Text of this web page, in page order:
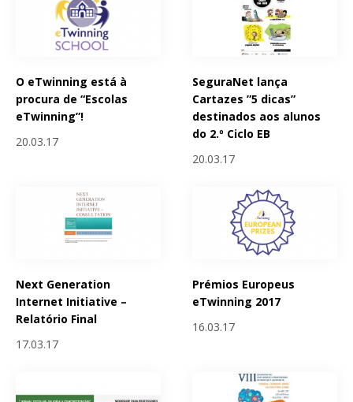
O eTwinning está à
procura de “Escolas
eTwinning”!
20.03.17
SeguraNet lança
Cartazes ”5 dicas”
destinados aos alunos
do 2.º Ciclo EB
20.03.17
Next Generation
Internet Initiative –
Relatório Final
17.03.17
Prémios Europeus
eTwinning 2017
16.03.17